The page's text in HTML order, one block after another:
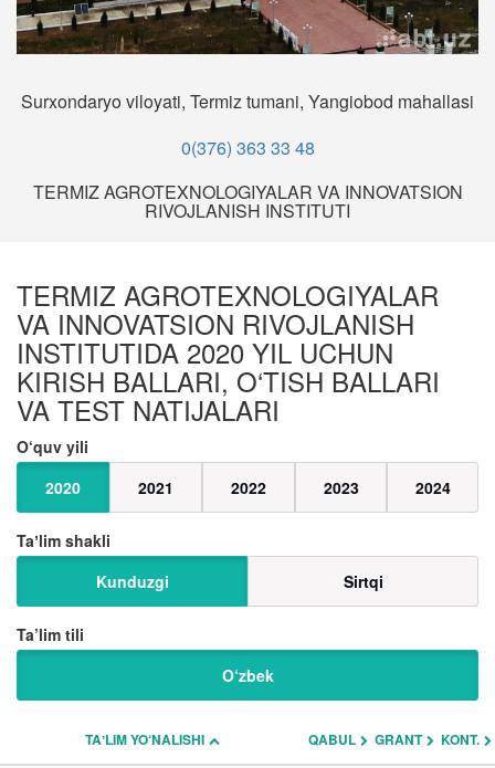
Surxondaryo viloyati, Termiz tumani, Yangiobod mahallasi
0(376) 363 33 48
TERMIZ AGROTEXNOLOGIYALAR VA INNOVATSION
RIVOJLANISH INSTITUTI
TERMIZ AGROTEXNOLOGIYALAR
VA INNOVATSION RIVOJLANISH
INSTITUTIDA 2020 YIL UCHUN
KIRISH BALLARI, O‘TISH BALLARI
VA TEST NATIJALARI
O‘quv yili
2020
2021 2022 2023 2024
Taʼlim shakli
Kunduzgi
Sirtqi
Ta’lim tili
O‘zbek
TAʼLIM YO‘NALISHI QABUL GRANT KONT.